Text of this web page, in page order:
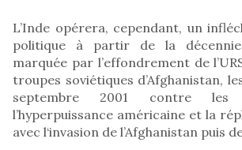
L’Inde opérera, cependant, un
politique à partir de la
marquée par l’effondrement de
troupes soviétiques d’Afghanistan,
septembre 2001 contre les
l’hyperpuissance américaine et la
avec l‘invasion de l’Afghanistan puis